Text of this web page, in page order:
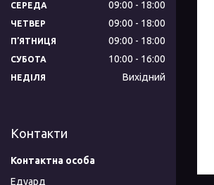
СЕРЕДА 09:00 18:00
ЧЕТВЕР 09:00 18:00
ПʼЯТНИЦЯ 09:00 18:00
СУБОТА 10:00 16:00
НЕДІЛЯ Вихідний
Контакти
Едуард